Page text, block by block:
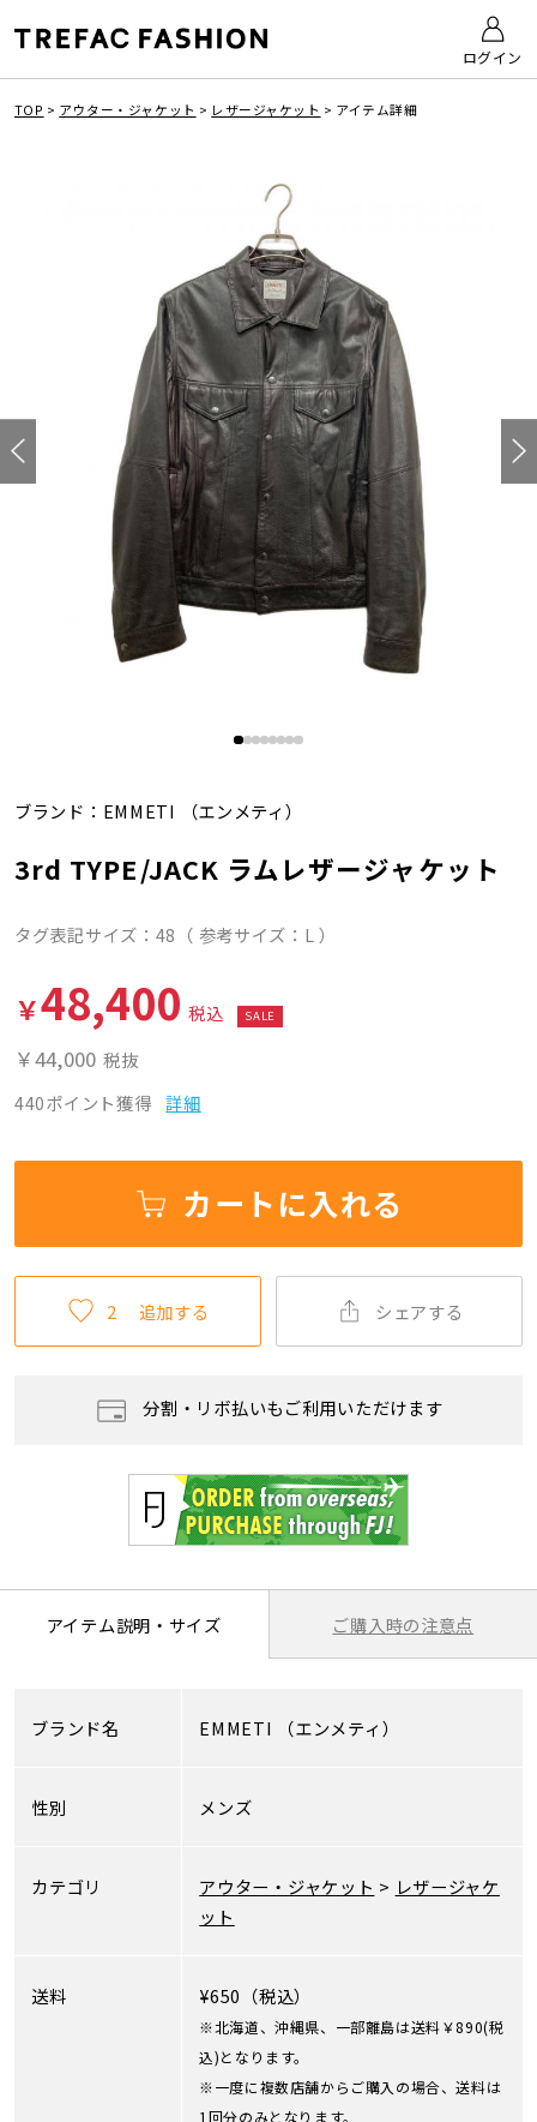
ログイン
TOP > アウター・ジャケット > レザージャケット > アイテム詳細
ブランド： EMMETI （エンメティ）
3rd TYPE/JACK ラムレザージャケット
タグ表記サイズ：48（ 参考サイズ：L ）
￥48,400 税込 SALE
￥44,000 税抜
440ポイント獲得 詳細
カートに入れる
2 追加する シェアする
分割・リボ払いもご利用いただけます
アイテム説明・サイズ ご購入時の注意点
ブランド名 EMMETI （エンメティ）
性別 メンズ
カテゴリ アウター・ジャケット > レザージャケ
ット
送料 ¥650（税込）
※北海道、沖縄県、一部離島は送料￥890(税
込)となります。
※一度に複数店舗からご購入の場合、送料は
1回分のみとなります。